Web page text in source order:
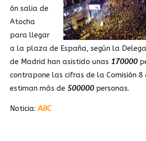
ón salia de
Atocha
para llegar
a la plaza de España, según la
de Madrid han asistido unas 170000
contrapone las cifras de la Comisión 8
estiman más de 500000 personas.
Noticia:ABC